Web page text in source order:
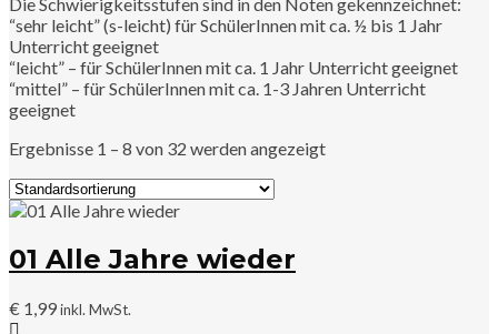
“sehr leicht” (s-leicht) für SchülerInnen mit ca. ½ bis 1 Jahr
Unterricht geeignet
“leicht” – für SchülerInnen mit ca. 1 Jahr Unterricht geeignet
“mittel” – für SchülerInnen mit ca. 1-3 Jahren Unterricht
geeignet
Ergebnisse 1 – 8 von 32 werden angezeigt
01 Alle Jahre wieder
€ 1,99inkl. MwSt.